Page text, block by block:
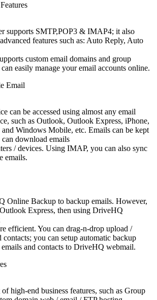
supports SMTP,POP3 & IMAP4; it also
features such as: Auto Reply, Auto
custom email domains and group
easily manage your email accounts online.
Email
can be accessed using almost any email
such as Outlook, Outlook Express, iPhone,
Windows Mobile, etc. Emails can be kept
download emails
/ devices. Using IMAP, you can also sync
emails.
Online Backup to backup emails. However,
Express, then using DriveHQ
efficient. You can drag-n-drop upload /
you can setup automatic backup
and contacts to DriveHQ webmail.
high-end business features, such as Group